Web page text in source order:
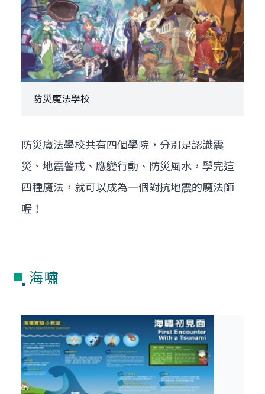
防災魔法學校
防災魔法學校共有四個學院，分別是認識震
災、地震警戒、應變行動、防災風水，學完這
四種魔法，就可以成為一個對抗地震的魔法師
喔！
海嘯